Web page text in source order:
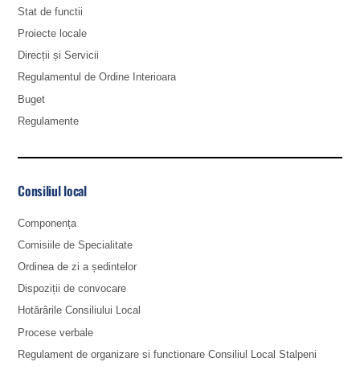
Stat de functii
Proiecte locale
Direcții și Servicii
Regulamentul de Ordine Interioara
Buget
Regulamente
Consiliul local
Componența
Comisiile de Specialitate
Ordinea de zi a ședintelor
Dispoziții de convocare
Hotărârile Consiliului Local
Procese verbale
Regulament de organizare si functionare Consiliul Local Stalpeni